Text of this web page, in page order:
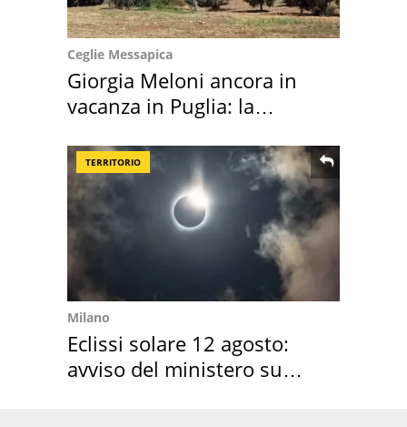
Ceglie Messapica
Giorgia Meloni ancora in
vacanza in Puglia: la
TERRITORIO
Milano
Eclissi solare 12 agosto:
avviso del ministero su